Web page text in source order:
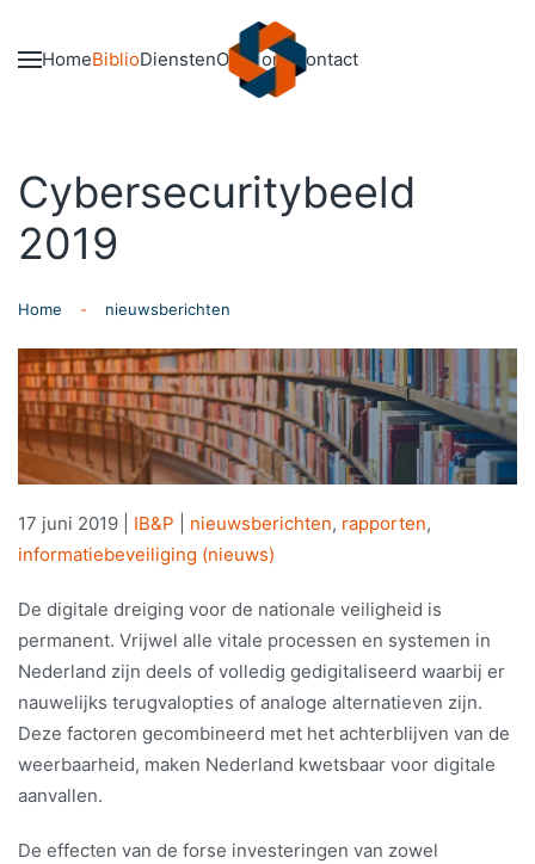
Skip to main content
HomeBiblioDienstenOver onsContact
Cybersecuritybeeld
2019
Home nieuwsberichten
17 juni 2019 IB&P nieuwsberichten, rapporten,
informatiebeveiliging (nieuws)
De digitale dreiging voor de nationale veiligheid is
permanent. Vrijwel alle vitale processen en systemen in
Nederland zijn deels of volledig gedigitaliseerd waarbij er
nauwelijks terugvalopties of analoge alternatieven zijn.
Deze factoren gecombineerd met het achterblijven van de
weerbaarheid, maken Nederland kwetsbaar voor digitale
aanvallen.
De effecten van de forse investeringen van zowel